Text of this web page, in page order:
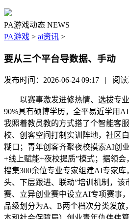
PA游戏动态 NEWS
PA游戏 > ai资讯 >
要从三个平台导数据、手动
发布时间：2026-06-24 09:17 | 阅读
以赛事激发进修热情、选拔专业
90%具有硕博学历，全平易近学用
我照着教员教的方式搭了个智能客
校、创客空间打制实训阵地，社区
糊口；青年创客齐聚夜校摸索AI创
+线上赋能+夜校提质”模式；据领
搜集300余位专业专家组建AI专家
头、下层跟进、联动”培训机制，该
赛、立异创业赛中设立AI专项赛事
品级划分为A、B两个档次分类发放